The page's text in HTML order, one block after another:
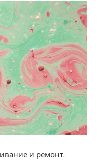
и ремонт.